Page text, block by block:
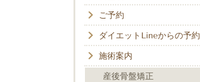
ご予約
ダイエットLineからの予約
施術案内
産後骨盤矯正